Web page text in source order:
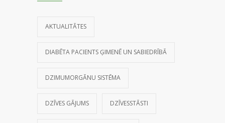
AKTUALITĀTES
DIABĒTA PACIENTS ĢIMENĒ UN SABIEDRĪBĀ
DZIMUMORGĀNU SISTĒMA
DZĪVES GĀJUMS DZĪVESSTĀSTI